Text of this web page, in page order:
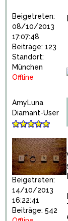
Beigetreten:
08/10/2013
17:07:48
Beiträge: 123
Standort:
München
Offline
AmyLuna
Diamant-User
Beigetreten:
14/10/2013
16:22:41
Beiträge: 542